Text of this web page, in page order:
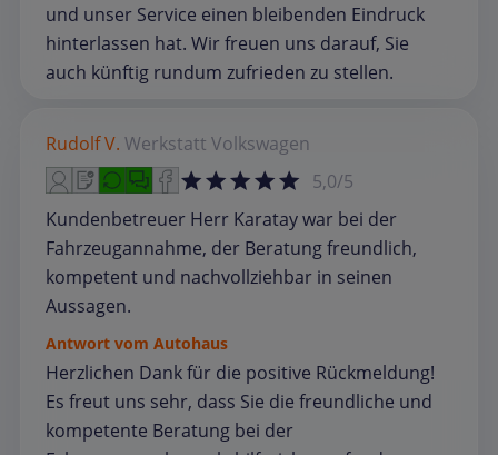
und unser Service einen bleibenden Eindruck
hinterlassen hat. Wir freuen uns darauf, Sie
auch künftig rundum zufrieden zu stellen.
Rudolf V. Werkstatt Volkswagen
5,0/5
Kundenbetreuer Herr Karatay war bei der
Fahrzeugannahme, der Beratung freundlich,
kompetent und nachvollziehbar in seinen
Aussagen.
Antwort vom Autohaus
Herzlichen Dank für die positive Rückmeldung!
Es freut uns sehr, dass Sie die freundliche und
kompetente Beratung bei der